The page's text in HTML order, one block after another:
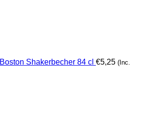
Boston Shakerbecher 84 cl €5,25 (Inc.